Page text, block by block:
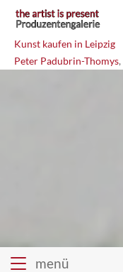
Kunst kaufen in Leipzig
Peter Padubrin-Thomys,
menü